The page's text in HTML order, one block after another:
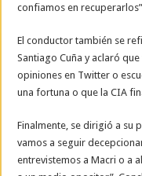
confiamos en
El conductor también se
Santiago Cuña y aclaró
opiniones en Twitter o
una fortuna o que la CIA
Finalmente, se dirigió a su
vamos a seguir
entrevistemos a Macri o a